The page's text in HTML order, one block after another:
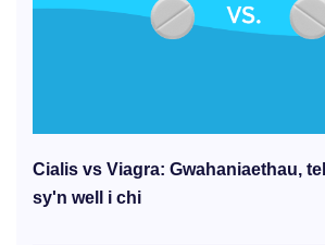
Cialis vs Viagra: Gwahaniaethau,
sy'n well i chi